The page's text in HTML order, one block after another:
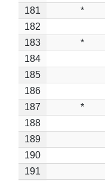
181
*
182
183
*
184
185
186
187
*
188
189
190
191